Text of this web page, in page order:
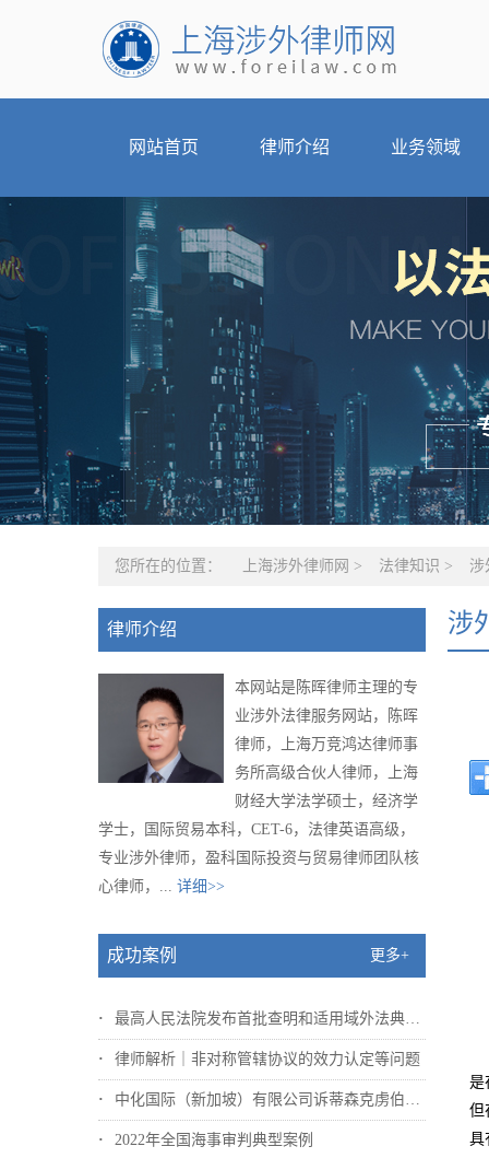
网站首页 律师介绍 业务领域
您所在的位置： 上海涉外律师网 > 法律知识 > 涉
律师介绍
本网站是陈晖律师主理的专
业涉外法律服务网站，陈晖
律师，上海万竞鸿达律师事
务所高级合伙人律师，上海
财经大学法学硕士，经济学
学士，国际贸易本科，CET-6，法律英语高级，
专业涉外律师，盈科国际投资与贸易律师团队核
心律师，... 详细>>
成功案例 更多+
最高人民法院发布首批查明和适用域外法典型...
律师解析｜非对称管辖协议的效力认定等问题
中化国际（新加坡）有限公司诉蒂森克虏伯冶...
2022年全国海事审判典型案例
涉
是
但
具